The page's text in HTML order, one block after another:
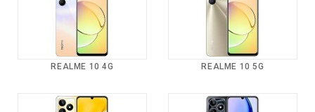
REALME 10 4G REALME 10 5G